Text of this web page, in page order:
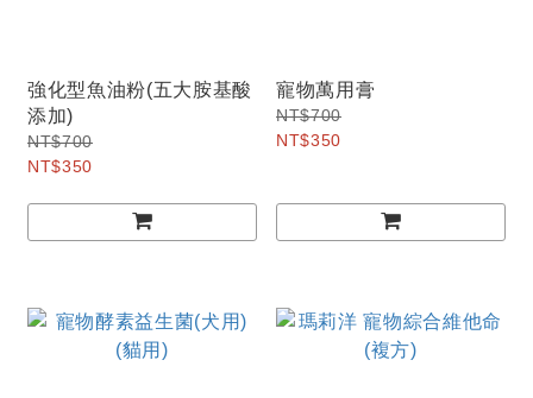
強化型魚油粉(五大胺基酸
添加)
NT$700
NT$350
寵物萬用膏
NT$700
NT$350